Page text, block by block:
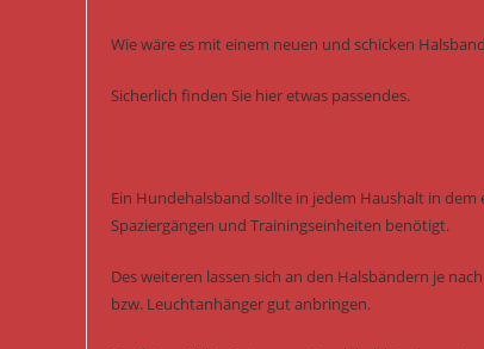
Wie wäre es mit einem neuen und schicken
Sicherlich finden Sie hier etwas passendes.
Ein Hundehalsband sollte in jedem Haushalt in
Spaziergängen und Trainingseinheiten benötigt.
Des weiteren lassen sich an den Halsbändern je
bzw. Leuchtanhänger gut anbringen.